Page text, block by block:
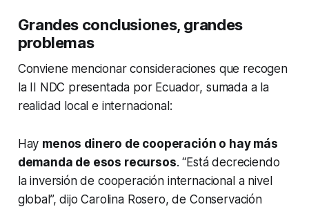
Grandes conclusiones, grandes
problemas
Conviene mencionar consideraciones que recogen
la II NDC presentada por Ecuador, sumada a la
realidad local e internacional:
Hay menos dinero de cooperación o hay más
demanda de esos recursos. “Está decreciendo
la inversión de cooperación internacional a nivel
global”, dijo Carolina Rosero, de Conservación